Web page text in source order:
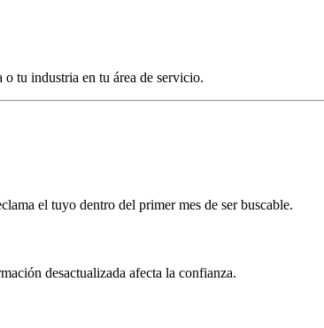
tu industria en tu área de servicio.
el tuyo dentro del primer mes de ser buscable.
desactualizada afecta la confianza.